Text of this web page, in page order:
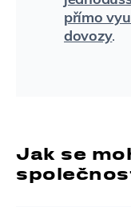
přímo
dovozy.
Jak se